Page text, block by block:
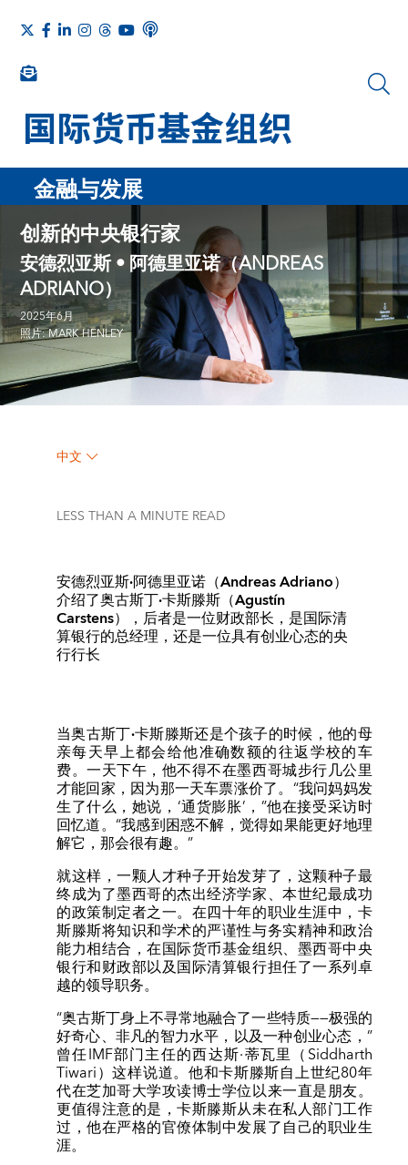
金融与发展
创新的中央银行家
安德烈亚斯 • 阿德里亚诺（ANDREAS
ADRIANO）
2025年6月
照片: MARK HENLEY
中文
LESS THAN A MINUTE READ
安德烈亚斯·阿德里亚诺（Andreas Adriano）
介绍了奥古斯丁·卡斯滕斯（Agustín
Carstens），后者是一位财政部长，是国际清
算银行的总经理，还是一位具有创业心态的央
行行长
当奥古斯丁·卡斯滕斯还是个孩子的时候，他的母
亲每天早上都会给他准确数额的往返学校的车
费。一天下午，他不得不在墨西哥城步行几公里
才能回家，因为那一天车票涨价了。“我问妈妈发
生了什么，她说，‘通货膨胀’，”他在接受采访时
回忆道。“我感到困惑不解，觉得如果能更好地理
解它，那会很有趣。”
就这样，一颗人才种子开始发芽了，这颗种子最
终成为了墨西哥的杰出经济学家、本世纪最成功
的政策制定者之一。在四十年的职业生涯中，卡
斯滕斯将知识和学术的严谨性与务实精神和政治
能力相结合，在国际货币基金组织、墨西哥中央
银行和财政部以及国际清算银行担任了一系列卓
越的领导职务。
“奥古斯丁身上不寻常地融合了一些特质——极强的
好奇心、非凡的智力水平，以及一种创业心态，”
曾任IMF部门主任的西达斯·蒂瓦里（Siddharth
Tiwari）这样说道。他和卡斯滕斯自上世纪80年
代在芝加哥大学攻读博士学位以来一直是朋友。
更值得注意的是，卡斯滕斯从未在私人部门工作
过，他在严格的官僚体制中发展了自己的职业生
涯。